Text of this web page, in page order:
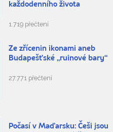
každodenního života
1.719 přečtení
Ze zřícenin ikonami aneb
Budapešťské „ruinové bary“
27.771 přečtení
Počasí v Maďarsku: Češi jsou